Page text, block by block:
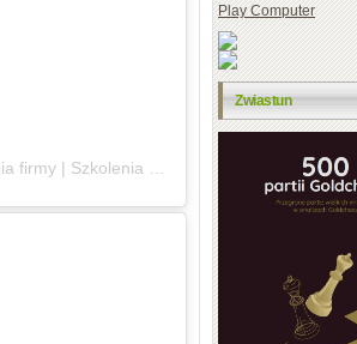
Play Computer
Zwiastun